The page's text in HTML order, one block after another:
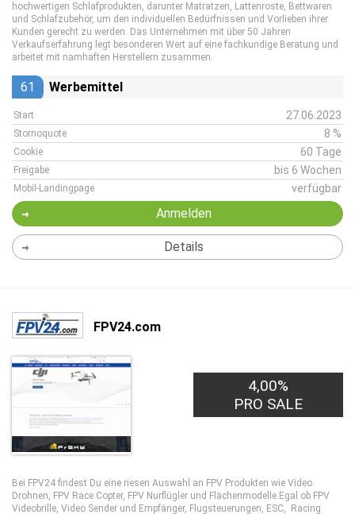
hochwertigen Schlafprodukten, darunter Matratzen, Lattenroste, Bettwaren
und Schlafzubehör, um den individuellen Bedürfnissen und Vorlieben ihrer
Kunden gerecht zu werden. Das Unternehmen mit über 50 Jahren
Verkaufserfahrung legt besonderen Wert auf eine fachkundige Beratung und
arbeitet mit namhaften Herstellern zusammen.
61 Werbemittel
Start 27.06.2023
Stornoquote 8 %
Cookie 60 Tage
Freigabe bis 6 Wochen
Mobil-Landingpage verfügbar
Anmelden
Details
FPV24.com
4,00%
PRO SALE
Bei FPV24 findest Du eine riesen Auswahl an FPV Produkten wie Video
Drohnen, FPV Race Copter, FPV Nurflügler und Flächenmodelle.Egal ob FPV
Videobrille, Video Sender und Empfänger, Flugsteuerungen, ESC, Racing